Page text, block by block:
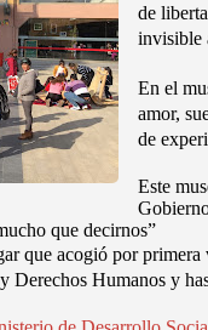
de
invisible
En el
amor,
de
Este
que decirnos”
que acogió por
Humanos y